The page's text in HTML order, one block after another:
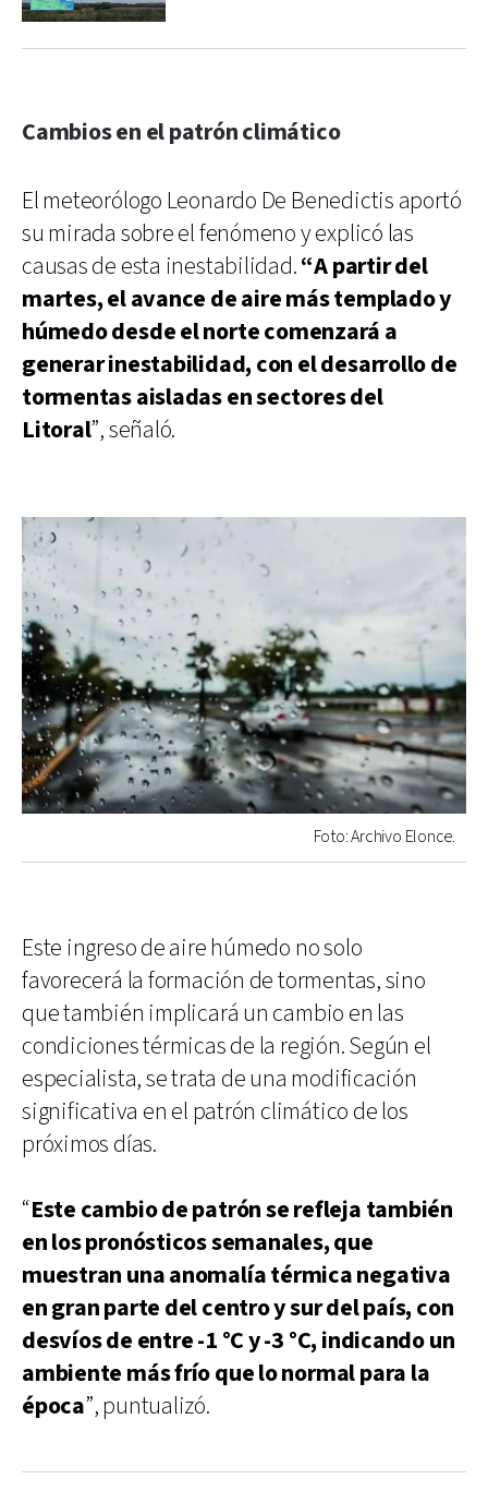
Cambios en el patrón climático
El meteorólogo Leonardo De Benedictis aportó
su mirada sobre el fenómeno y explicó las
causas de esta inestabilidad.“A partir del
martes, el avance de aire más templado y
húmedo desde el norte comenzará a
generar inestabilidad, con el desarrollo de
tormentas aisladas en sectores del
Litoral”, señaló.
Foto: Archivo Elonce.
Este ingreso de aire húmedo no solo
favorecerá la formación de tormentas, sino
que también implicará un cambio en las
condiciones térmicas de la región. Según el
especialista, se trata de una modificación
significativa en el patrón climático de los
próximos días.
“Este cambio de patrón se refleja también
en los pronósticos semanales, que
muestran una anomalía térmica negativa
en gran parte del centro y sur del país, con
desvíos de entre -1 °C y -3 °C, indicando un
ambiente más frío que lo normal para la
época”, puntualizó.